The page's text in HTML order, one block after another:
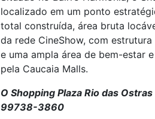
localizado em um ponto
total construída, área bruta
da rede CineShow, com
e uma ampla área de bem-estar
pela Caucaia Malls.
O Shopping Plaza Rio das
99738-3860